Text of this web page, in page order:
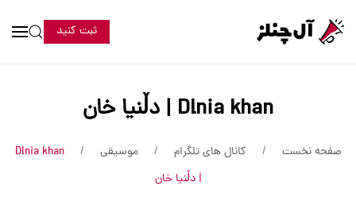
ثبت کنید
Dlnia khan | دڵنیا خان
صفحه نخست کانال های تلگرام موسیقی
Dlnia khan
| دڵنیا خان